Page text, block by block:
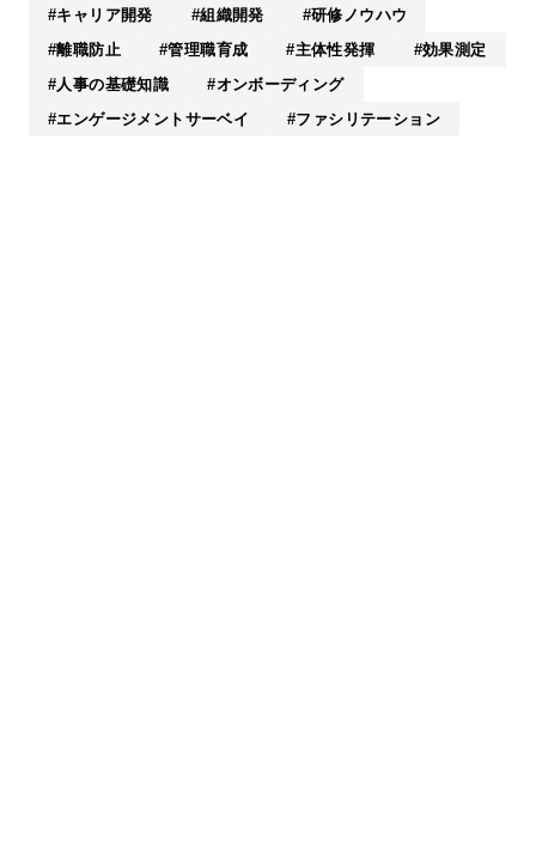
キャリア開発
組織開発
研修ノウハウ
離職防止
管理職育成 主体性発揮
効果測定
人事の基礎知識
オンボーディング
エンゲージメントサーベイ
ファシリテーション